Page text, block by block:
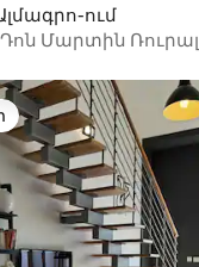
ում
Մարտին Ռուրալ